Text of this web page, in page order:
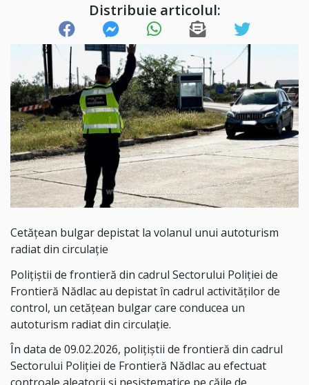
Distribuie articolul:
Cetățean bulgar depistat la volanul unui autoturism
radiat din circulație
Poliţiştii de frontieră din cadrul Sectorului Poliției de
Frontieră Nădlac au depistat în cadrul activităților de
control, un cetățean bulgar care conducea un
autoturism radiat din circulație.
În data de 09.02.2026, polițiștii de frontieră din cadrul
Sectorului Poliției de Frontieră Nădlac au efectuat